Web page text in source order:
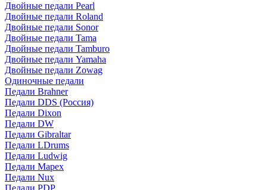
Двойные педали Pearl
Двойные педали Roland
Двойные педали Sonor
Двойные педали Tama
Двойные педали Tamburo
Двойные педали Yamaha
Двойные педали Zowag
Одиночные педали
Педали Brahner
Педали DDS (Россия)
Педали Dixon
Педали DW
Педали Gibraltar
Педали LDrums
Педали Ludwig
Педали Mapex
Педали Nux
Педали PDP